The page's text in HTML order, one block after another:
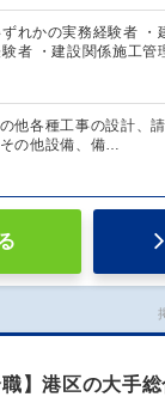
ずれかの実務経験者 ・
者 ・建設関係施工
他各種工事の設計、
の他設備、備…
職】港区の大手